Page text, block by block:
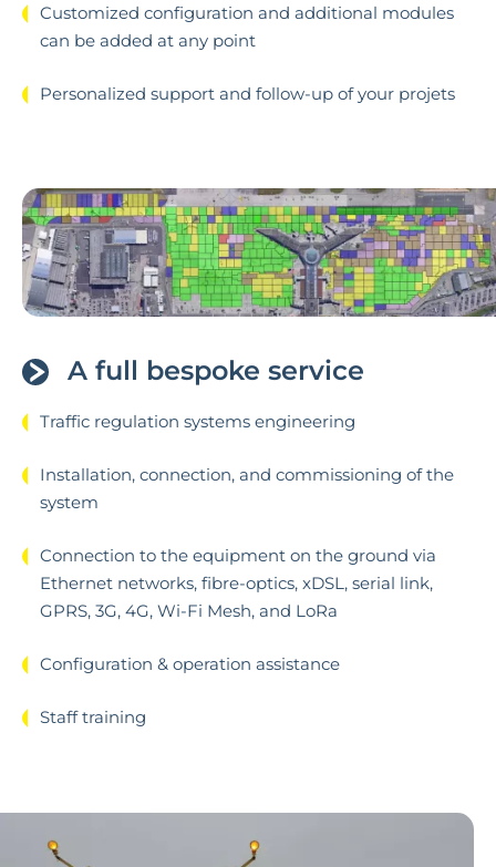
Customized configuration and additional modules
can be added at any point
Personalized support and follow-up of your projets
A full bespoke service
Traffic regulation systems engineering
Installation, connection, and commissioning of the
system
Connection to the equipment on the ground via
Ethernet networks, fibre-optics, xDSL, serial link,
GPRS, 3G, 4G, Wi-Fi Mesh, and LoRa
Configuration & operation assistance
Staff training